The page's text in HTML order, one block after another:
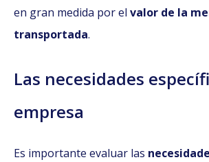
en gran medida por el valor de la
transportada.
Las necesidades
empresa
Es importante evaluar las